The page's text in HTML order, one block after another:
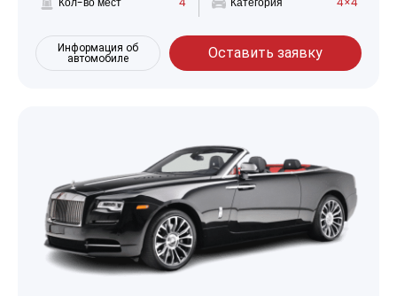
Информация об
автомобиле
Оставить заявку